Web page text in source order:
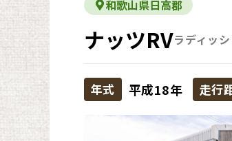
和歌山県日高郡
ナッツRVラディッ
年式 平成18年 走行